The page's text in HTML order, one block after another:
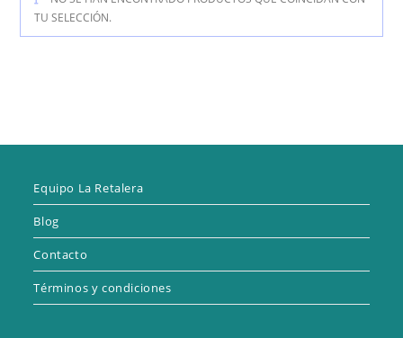
TU SELECCIÓN.
Equipo La Retalera
Blog
Contacto
Términos y condiciones